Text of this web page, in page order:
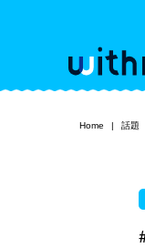
Home 話題